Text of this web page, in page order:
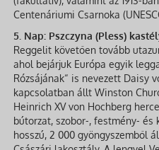
Centenáriumi Csarnoka
5. Nap: Pszczyna (Pless)
Reggelit követően tovább
ahol bejárjuk Európa egyik
Rózsájának“ is nevezett Daisy
kapcsolatban állt Winston
Heinrich XV von Hochberg
bútorzat, szobor-, festmény-
hosszú, 2 000 gyöngyszemből